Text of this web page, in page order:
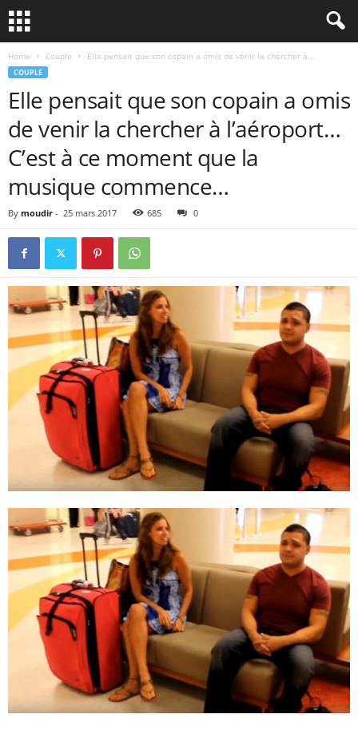
Home Couple Elle pensait que son copain a omis de venir la chercher à...
COUPLE
Elle pensait que son copain a omis
de venir la chercher à l’aéroport…
C’est à ce moment que la
musique commence…
By moudir - 25 mars 2017 685 0